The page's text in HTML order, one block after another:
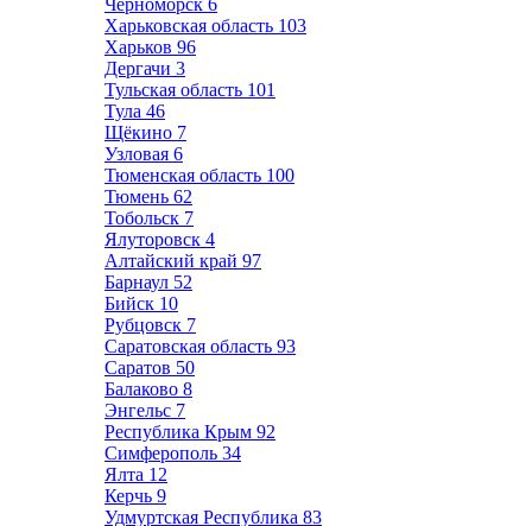
Черноморск 6
Харьковская область 103
Харьков 96
Дергачи 3
Тульская область 101
Тула 46
Щёкино 7
Узловая 6
Тюменская область 100
Тюмень 62
Тобольск 7
Ялуторовск 4
Алтайский край 97
Барнаул 52
Бийск 10
Рубцовск 7
Саратовская область 93
Саратов 50
Балаково 8
Энгельс 7
Республика Крым 92
Симферополь 34
Ялта 12
Керчь 9
Удмуртская Республика 83